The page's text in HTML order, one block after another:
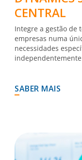
CENTRAL
Integre a gestão de
empresas numa
necessidades
SABER MAIS